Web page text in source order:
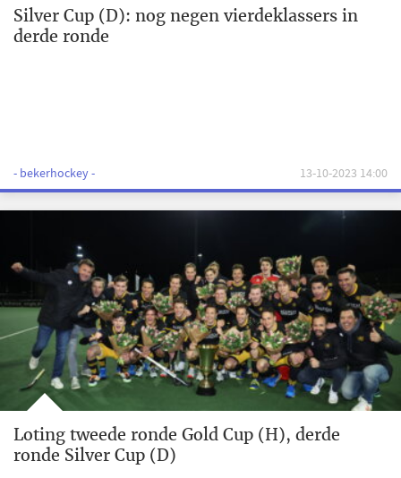
Silver Cup (D): nog negen vierdeklassers in
derde ronde
- bekerhockey - 13-10-2023 14:00
Loting tweede ronde Gold Cup (H), derde
ronde Silver Cup (D)